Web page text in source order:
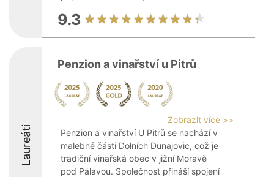
9.3
Laureáti
Penzion a vinařství u Pitrů
Zobrazit více >>
Penzion a vinařství U Pitrů se nachází v
malebné části Dolních Dunajovic, což je
tradiční vinařská obec v jižní Moravě
pod Pálavou. Společnost přináší spojení